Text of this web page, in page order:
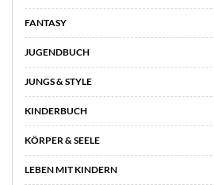
FANTASY
JUGENDBUCH
JUNGS & STYLE
KINDERBUCH
KÖRPER & SEELE
LEBEN MIT KINDERN